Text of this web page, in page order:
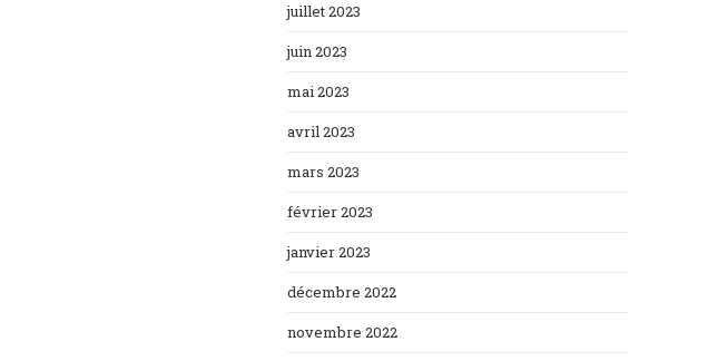
juillet 2023
juin 2023
mai 2023
avril 2023
mars 2023
février 2023
janvier 2023
décembre 2022
novembre 2022